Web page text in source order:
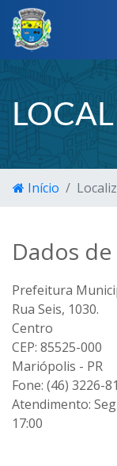
Início
Dados
Prefeitura
Rua Seis, 1030.
Centro
CEP: 85525-000
Mariópolis - PR
Fone: (46) 3226-
Atendimento:
17:00